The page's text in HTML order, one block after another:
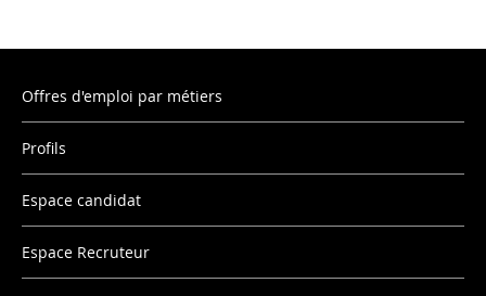
Offres d'emploi par métiers
Profils
Espace candidat
Espace Recruteur